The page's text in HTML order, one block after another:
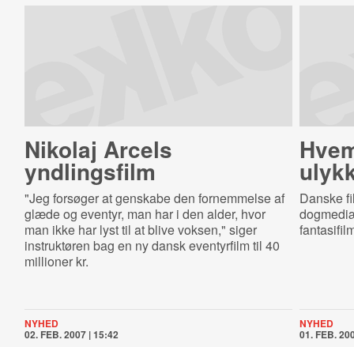
Nikolaj Arcels
yndlingsfilm
"Jeg forsøger at genskabe den fornemmelse af
glæde og eventyr, man har i den alder, hvor
man ikke har lyst til at blive voksen," siger
instruktøren bag en ny dansk eventyrfilm til 40
millioner kr.
Danske
NYHED
02. FEB. 2007 | 15:42
NYHED
01. FEB.